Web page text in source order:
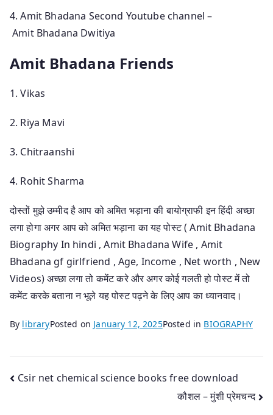
4. Amit Bhadana Second Youtube channel –
Amit Bhadana Dwitiya
Amit Bhadana Friends
1. Vikas
2. Riya Mavi
3. Chitraanshi
4. Rohit Sharma
दोस्तों मुझे उम्मीद है आप को अमित भड़ाना की बायोग्राफी इन हिंदी अच्छा
लगा होगा अगर आप को अमित भड़ाना का यह पोस्ट ( Amit Bhadana
Biography In hindi , Amit Bhadana Wife , Amit
Bhadana gf girlfriend , Age, Income , Net worth , New
Videos) अच्छा लगा तो कमेंट करे और अगर कोई गलती हो पोस्ट में तो
कमेंट करके बताना न भूले यह पोस्ट पढ़ने के लिए आप का ध्यानवाद।
By libraryPosted on January 12, 2025Posted in BIOGRAPHY
Post
Csir net chemical science books free download
कौशल – मुंशी प्रेमचन्द